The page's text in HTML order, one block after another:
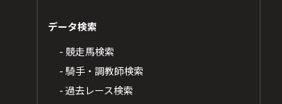
データ検索
- 競走馬検索
- 騎手・調教師検索
- 過去レース検索